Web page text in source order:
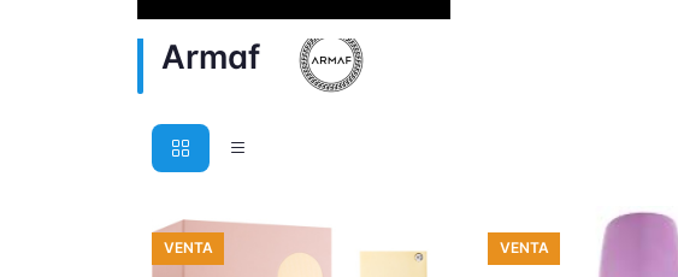
Armaf
VENTA VENTA